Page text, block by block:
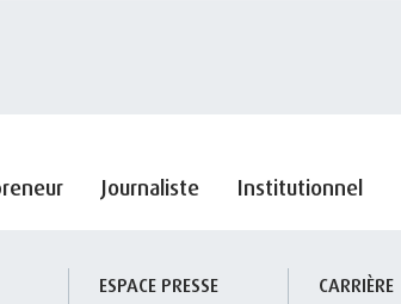
Journaliste Institutionnel
ESPACE PRESSE CARRIÈRE